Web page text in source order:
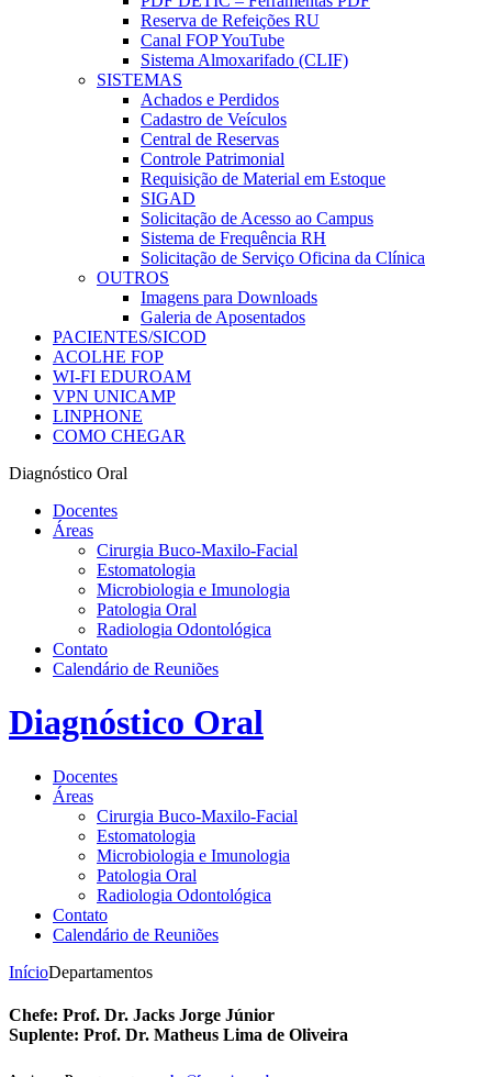
Reserva de Refeições RU
Canal FOP YouTube
Sistema Almoxarifado (CLIF)
SISTEMAS
Achados e Perdidos
Cadastro de Veículos
Central de Reservas
Controle Patrimonial
Requisição de Material em Estoque
SIGAD
Solicitação de Acesso ao Campus
Sistema de Frequência RH
Solicitação de Serviço Oficina da Clínica
OUTROS
Imagens para Downloads
Galeria de Aposentados
PACIENTES/SICOD
ACOLHE FOP
WI-FI EDUROAM
VPN UNICAMP
LINPHONE
COMO CHEGAR
Diagnóstico Oral
Docentes
Áreas
Cirurgia Buco-Maxilo-Facial
Estomatologia
Microbiologia e Imunologia
Patologia Oral
Radiologia Odontológica
Contato
Calendário de Reuniões
Diagnóstico Oral
Docentes
Áreas
Cirurgia Buco-Maxilo-Facial
Estomatologia
Microbiologia e Imunologia
Patologia Oral
Radiologia Odontológica
Contato
Calendário de Reuniões
InícioDepartamentos
Chefe: Prof. Dr. Jacks Jorge Júnior
Suplente: Prof. Dr. Matheus Lima de Oliveira